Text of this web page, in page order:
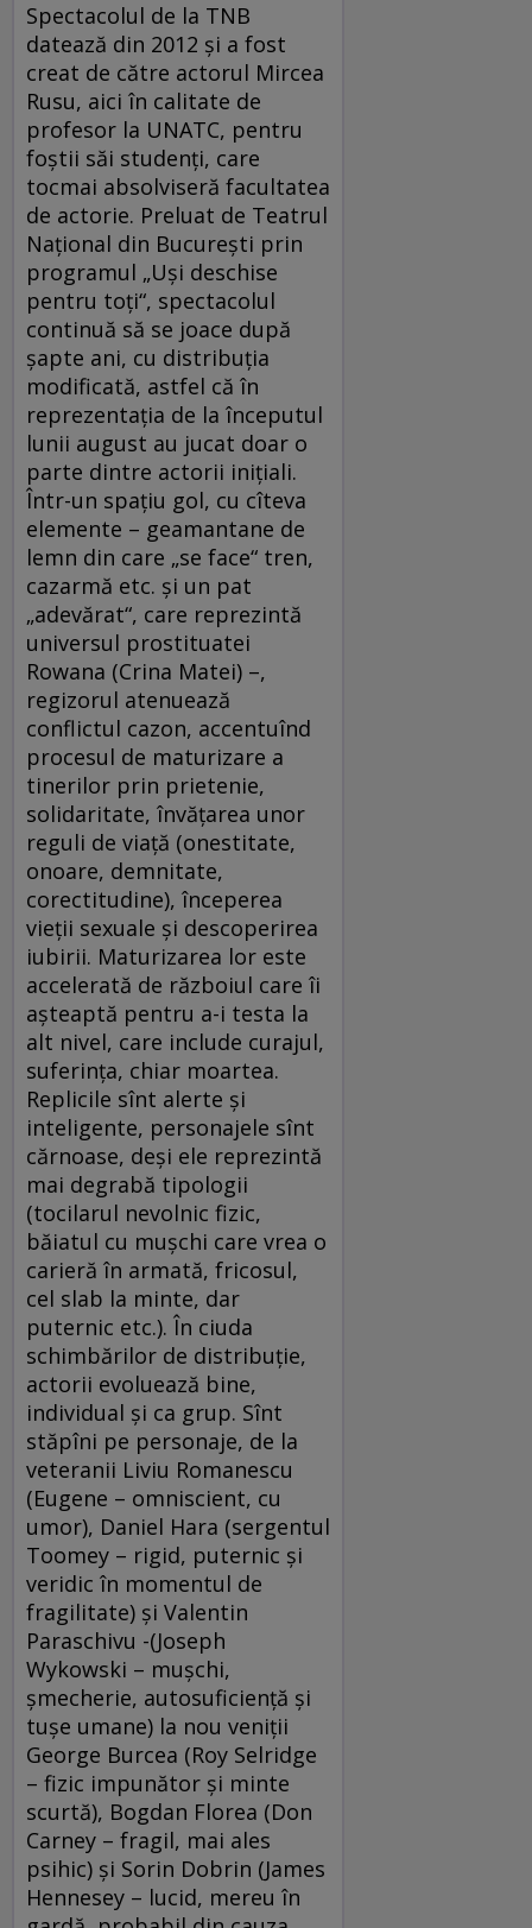
Spectacolul de la TNB
datează din 2012 şi a fost
creat de către actorul Mircea
Rusu, aici în calitate de
profesor la UNATC, pentru
foştii săi studenţi, care
tocmai absolviseră facultatea
de actorie. Preluat de Teatrul
Naţional din Bucureşti prin
programul „Uşi deschise
pentru toţi“, spectacolul
continuă să se joace după
șapte ani, cu distribuţia
modificată, astfel că în
reprezentaţia de la începutul
lunii august au jucat doar o
parte dintre actorii iniţiali.
Într-un spaţiu gol, cu cîteva
elemente – geamantane de
lemn din care „se face“ tren,
cazarmă etc. şi un pat
„adevărat“, care reprezintă
universul prostituatei
Rowana (Crina Matei) –,
regizorul atenuează
conflictul cazon, accentuînd
procesul de maturizare a
tinerilor prin prietenie,
solidaritate, învăţarea unor
reguli de viaţă (onestitate,
onoare, demnitate,
corectitudine), începerea
vieţii sexuale şi descoperirea
iubirii. Maturizarea lor este
accelerată de războiul care îi
aşteaptă pentru a-i testa la
alt nivel, care include curajul,
suferinţa, chiar moartea.
Replicile sînt alerte şi
inteligente, personajele sînt
cărnoase, deşi ele reprezintă
mai degrabă tipologii
(tocilarul nevolnic fizic,
băiatul cu muşchi care vrea o
carieră în armată, fricosul,
cel slab la minte, dar
puternic etc.). În ciuda
schimbărilor de distribuţie,
actorii evoluează bine,
individual şi ca grup. Sînt
stăpîni pe personaje, de la
veteranii Liviu Romanescu
(Eugene – omniscient, cu
umor), Daniel Hara (sergentul
Toomey – rigid, puternic şi
veridic în momentul de
fragilitate) şi Valentin
Paraschivu -(Joseph
Wykowski – muşchi,
şmecherie, autosuficienţă şi
tuşe umane) la nou veniţii
George Burcea (Roy Selridge
– fizic impunător şi minte
scurtă), Bogdan Florea (Don
Carney – fragil, mai ales
psihic) şi Sorin Dobrin (James
Hennesey – lucid, mereu în